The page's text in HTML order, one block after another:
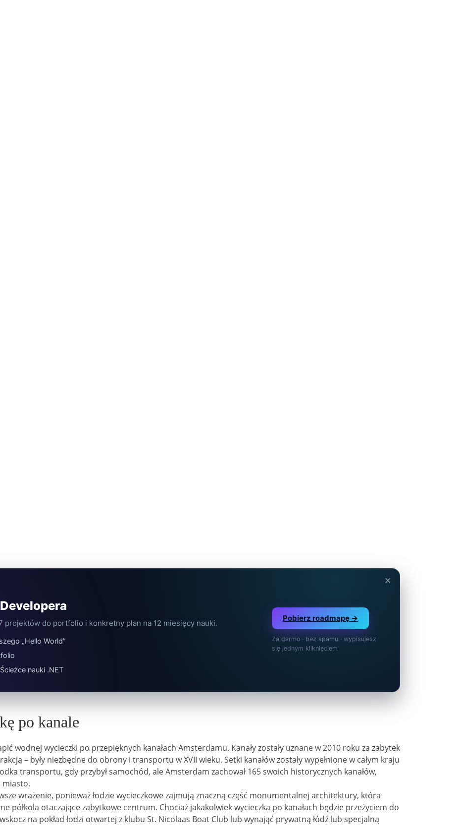
×
projektów do portfolio i konkretny plan na 12 miesięcy nauki.
„Hello World”
nauki .NET
Pobierz roadmapę →
Za darmo · bez spamu · wypisujesz
się jednym kliknięciem
po kanale
wodnej wycieczki po przepięknych kanałach Amsterdamu. Kanały zostały uznane w 2010 roku za zabytek
– były niezbędne do obrony i transportu w XVII wieku. Setki kanałów zostały wypełnione w całym kraju
transportu, gdy przybył samochód, ale Amsterdam zachował 165 swoich historycznych kanałów,
miasto.
wrażenie, ponieważ łodzie wycieczkowe zajmują znaczną część monumentalnej architektury, która
półkola otaczające zabytkowe centrum. Chociaż jakakolwiek wycieczka po kanałach będzie przeżyciem do
na pokład łodzi otwartej z klubu St. Nicolaas Boat Club lub wynająć prywatną łódź lub specjalną